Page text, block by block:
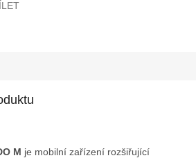
M je mobilní zařízení rozšiřující